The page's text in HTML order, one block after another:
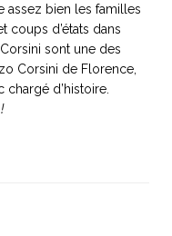
assez bien les familles
coups d’états dans
sont une des
Corsini de Florence,
chargé d’histoire.